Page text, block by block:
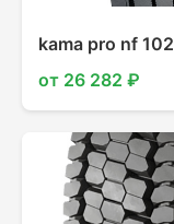
kama pro nf 102
от 26 282 ₽